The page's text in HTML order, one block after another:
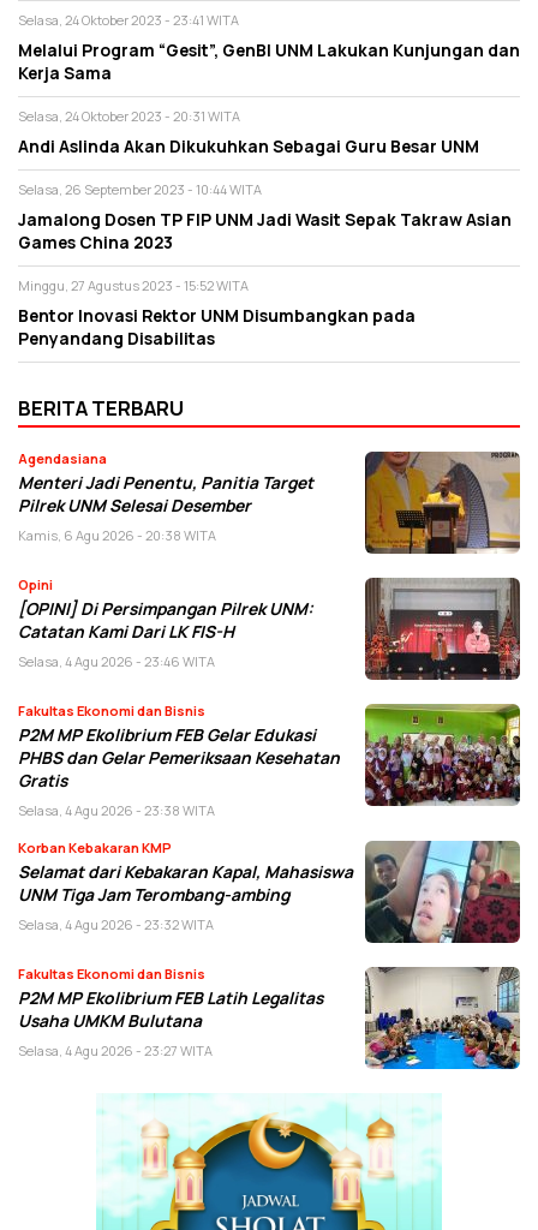
Selasa, 24 Oktober 2023 - 23:41 WITA
Melalui Program “Gesit”, GenBI UNM Lakukan Kunjungan dan
Kerja Sama
Selasa, 24 Oktober 2023 - 20:31 WITA
Andi Aslinda Akan Dikukuhkan Sebagai Guru Besar UNM
Selasa, 26 September 2023 - 10:44 WITA
Jamalong Dosen TP FIP UNM Jadi Wasit Sepak Takraw Asian
Games China 2023
Minggu, 27 Agustus 2023 - 15:52 WITA
Bentor Inovasi Rektor UNM Disumbangkan pada
Penyandang Disabilitas
BERITA TERBARU
Agendasiana
Menteri Jadi Penentu, Panitia Target
Pilrek UNM Selesai Desember
Kamis, 6 Agu 2026 - 20:38 WITA
Opini
[OPINI] Di Persimpangan Pilrek UNM:
Catatan Kami Dari LK FIS-H
Selasa, 4 Agu 2026 - 23:46 WITA
Fakultas Ekonomi dan Bisnis
P2M MP Ekolibrium FEB Gelar Edukasi
PHBS dan Gelar Pemeriksaan Kesehatan
Gratis
Selasa, 4 Agu 2026 - 23:38 WITA
Korban Kebakaran KMP
Selamat dari Kebakaran Kapal, Mahasiswa
UNM Tiga Jam Terombang-ambing
Selasa, 4 Agu 2026 - 23:32 WITA
Fakultas Ekonomi dan Bisnis
P2M MP Ekolibrium FEB Latih Legalitas
Usaha UMKM Bulutana
Selasa, 4 Agu 2026 - 23:27 WITA